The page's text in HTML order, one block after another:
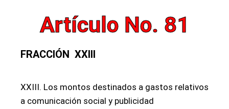
Artículo No. 81
FRACCIÓN XXIII
XXIII. Los montos destinados a gastos relativos
a comunicación social y publicidad